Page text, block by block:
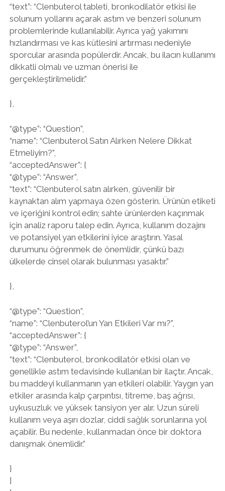
“text”: “Clenbuterol tableti, bronkodilatör etkisi ile
solunum yollarını açarak astım ve benzeri solunum
problemlerinde kullanılabilir. Ayrıca yağ yakımını
hızlandırması ve kas kütlesini artırması nedeniyle
sporcular arasında popülerdir. Ancak, bu ilacın kullanımı
dikkatli olmalı ve uzman önerisi ile
gerçekleştirilmelidir.”
},
“@type”: “Question”,
“name”: “Clenbuterol Satın Alırken Nelere Dikkat
Etmeliyim?”,
“acceptedAnswer”: {
“@type”: “Answer”,
“text”: “Clenbuterol satın alırken, güvenilir bir
kaynaktan alım yapmaya özen gösterin. Ürünün etiketi
ve içeriğini kontrol edin; sahte ürünlerden kaçınmak
için analiz raporu talep edin. Ayrıca, kullanım dozajını
ve potansiyel yan etkilerini iyice araştırın. Yasal
durumunu öğrenmek de önemlidir, çünkü bazı
ülkelerde cinsel olarak bulunması yasaktır.”
},
“@type”: “Question”,
“name”: “Clenbuterol’un Yan Etkileri Var mı?”,
“acceptedAnswer”: {
“@type”: “Answer”,
“text”: “Clenbuterol, bronkodilatör etkisi olan ve
genellikle astım tedavisinde kullanılan bir ilaçtır. Ancak,
bu maddeyi kullanmanın yan etkileri olabilir. Yaygın yan
etkiler arasında kalp çarpıntısı, titreme, baş ağrısı,
uykusuzluk ve yüksek tansiyon yer alır. Uzun süreli
kullanım veya aşırı dozlar, ciddi sağlık sorunlarına yol
açabilir. Bu nedenle, kullanmadan önce bir doktora
danışmak önemlidir.”
}
]